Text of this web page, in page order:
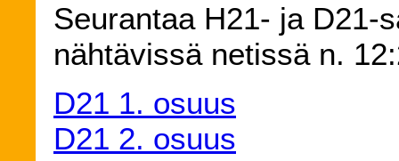
Seurantaa H21- ja D21-
nähtävissä netissä n.
D21 1. osuus
D21 2. osuus